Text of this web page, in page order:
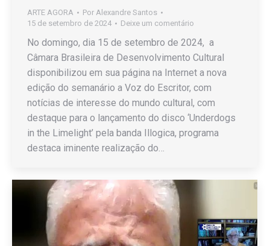
ARTE AGORA Por Alexandre Santos
15 de setembro de 2024
Deixe um comentário
No domingo, dia 15 de setembro de 2024, a
Câmara Brasileira de Desenvolvimento Cultural
disponibilizou em sua página na Internet a nova
edição do semanário a Voz do Escritor, com
notícias de interesse do mundo cultural, com
destaque para o lançamento do disco ‘Underdogs
in the Limelight’ pela banda Illogica, programa
destaca iminente realização do…